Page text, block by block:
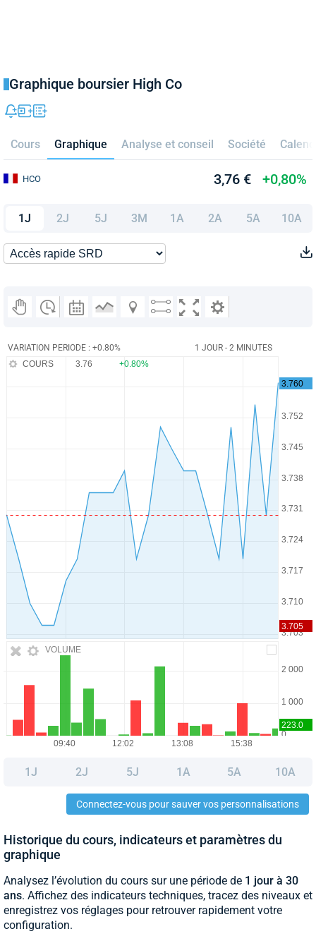
Graphique boursier High Co
Cours Graphique Analyse et conseil Société
HCO 3,76 € +0,80%
1J 2J 5J 3M 1A 2A 5A 10A
VARIATION PERIODE : +0.80% 1 JOUR - 2 MINUTES
VOLUME
COURS 3.76 +0.80%
1J 2J 5J 1A 5A 10A
Connectez-vous pour sauver vos personnalisations
Historique du cours, indicateurs et paramètres du
graphique
Analysez l’évolution du cours sur une période de 1 jour à 30
ans. Affichez des indicateurs techniques, tracez des niveaux et
enregistrez vos réglages pour retrouver rapidement votre
configuration.